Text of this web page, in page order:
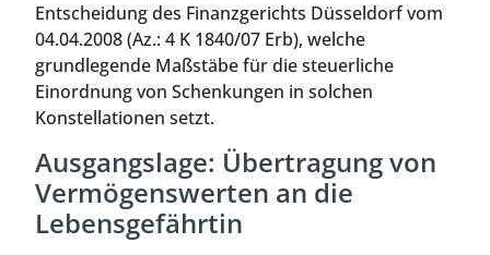
Entscheidung des Finanzgerichts Düsseldorf vom
04.04.2008 (Az.: 4 K 1840/07 Erb), welche
grundlegende Maßstäbe für die steuerliche
Einordnung von Schenkungen in solchen
Konstellationen setzt.
Ausgangslage: Übertragung von
Vermögenswerten an die
Lebensgefährtin